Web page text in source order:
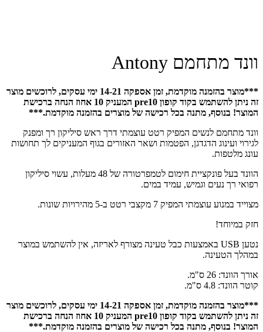
וונד מתחמם Antony
***מוצר בהזמנה מוקדמת, זמן אספקה 14-21 ימי עסקים, לרוכשים מוצר
זה ניתן להשתמש בקוד קופון pre10 המעניק 10 אחוז הנחה ברכישת
המוצר! בנוסף, מתנה בכל רכישה של מוצרים בהזמנה מוקדמת.***
וונד מתחמם לנשים המפיק רטט עוצמתי דרך ראש סיליקון רך ומפנק
לגירוי ועינוג הדגדגן, הפטמות ושאר האזורים בגוף המעניקים לך תחושות
עונג מלטפות.
הוונד בעל פונקציית חימום לטמפרטורה של 48 מעלות, עשוי סיליקון
רפואי רך נעים וגמיש, עמיד במים.
מצוייד במנוע עוצמתי המפיק 7 מקצבי רטט ב-5 מהירויות שונות.
חזק במיוחד!
נטען USB באמצעות כבל טעינה מצורף לאריזה, אין להשתמש במוצר
במהלך הטעינה.
אורך הוונד: 26 ס"מ.
קוטר הוונד: 4.8 ס"מ.
***מוצר בהזמנה מוקדמת, זמן אספקה 14-21 ימי עסקים, לרוכשים מוצר
זה ניתן להשתמש בקוד קופון pre10 המעניק 10 אחוז הנחה ברכישת
המוצר! בנוסף, מתנה בכל רכישה של מוצרים בהזמנה מוקדמת.***